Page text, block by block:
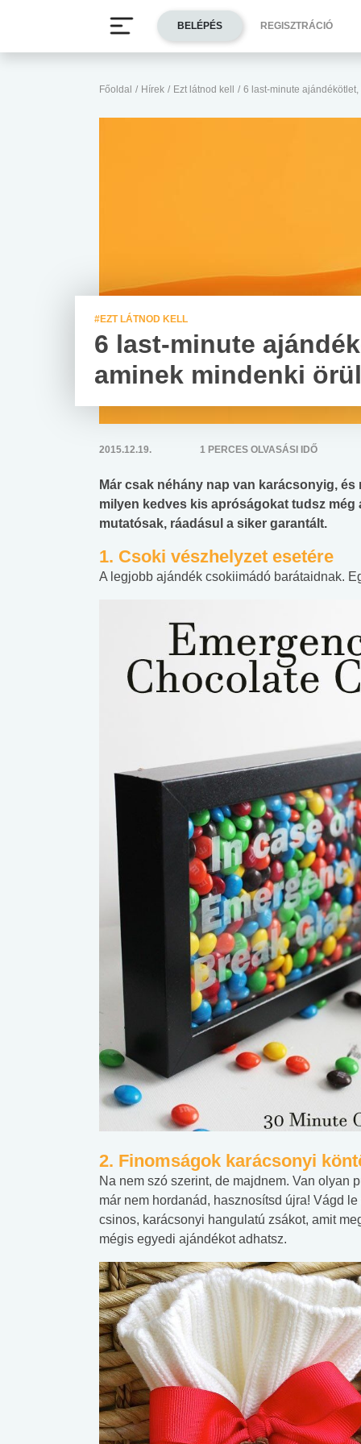
Főoldal / Hírek / Ezt látnod kell / 6 last-minute
#EZT LÁTNOD KELL
6 last-minute
aminek mindenki
2015.12.19. 1 PERCES OLVASÁSI IDŐ
Már csak néhány nap van karácsonyig,
milyen kedves kis apróságokat tudsz
mutatósak, ráadásul a siker garantált.
1. Csoki vészhelyzet esetére
A legjobb ajándék csokiimádó barátaidnak.
2. Finomságok karácsonyi
Na nem szó szerint, de majdnem. Van olyan
már nem hordanád, hasznosítsd újra! Vágd
csinos, karácsonyi hangulatú zsákot, amit
mégis egyedi ajándékot adhatsz.
BELÉPÉS REGISZTRÁCIÓ